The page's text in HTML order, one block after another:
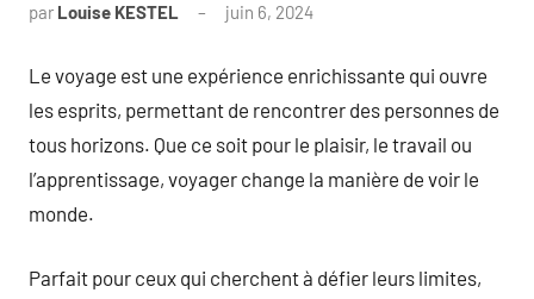
par Louise KESTEL juin 6, 2024
Le voyage est une expérience enrichissante qui ouvre
les esprits, permettant de rencontrer des personnes de
tous horizons. Que ce soit pour le plaisir, le travail ou
l’apprentissage, voyager change la manière de voir le
monde.
Parfait pour ceux qui cherchent à défier leurs limites,